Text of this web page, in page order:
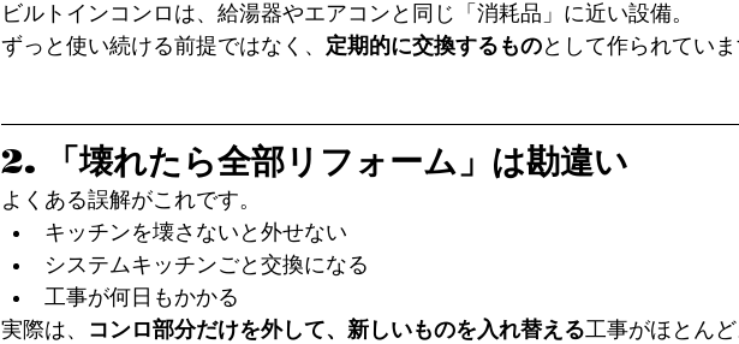
ビルトインコンロは、給湯器やエアコンと同じ「消耗品」に近い設備。
ずっと使い続ける前提ではなく、 定期的に交換するものとして作られてい
2. 「壊れたら全部リフォーム」は勘違い
よくある誤解がこれです。
キッチンを壊さないと外せない
システムキッチンごと交換になる
工事が何日もかかる
実際は、 コンロ部分だけを外して、新しいものを入れ替える工事がほとん